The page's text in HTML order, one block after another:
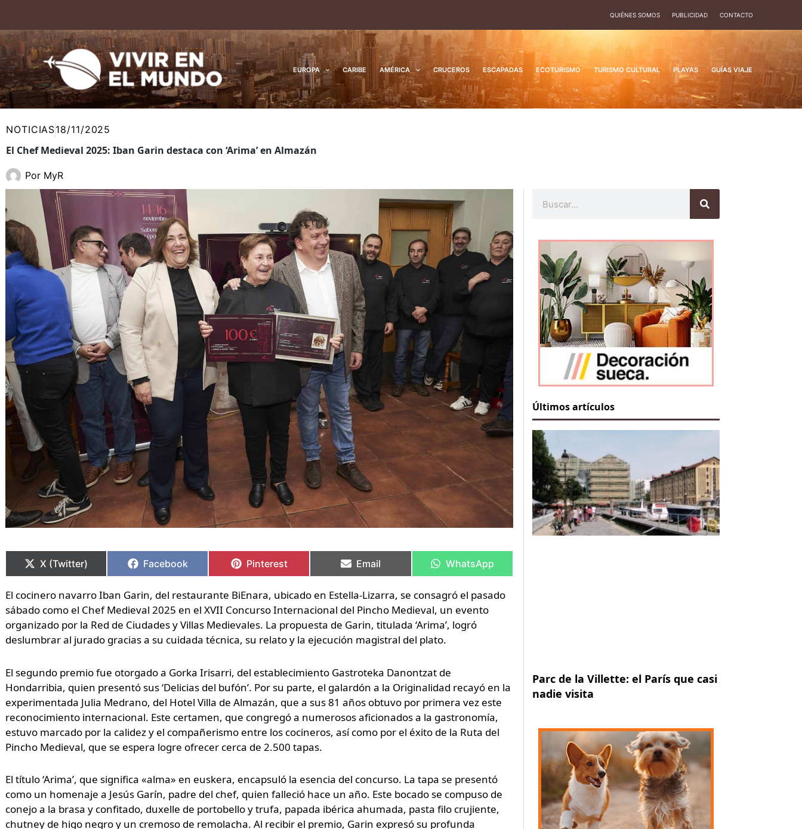
contenido
QUIÉNES SOMOS PUBLICIDAD CONTACTO
EUROPA CARIBE AMÉRICA CRUCEROS ESCAPADAS ECOTURISMO TURISMO CULTURAL PLAYAS GUÍAS VIAJE
NOTICIAS18/11/2025
El Chef Medieval 2025: Iban Garin destaca con ‘Arima’ en Almazán
Por MyR
en
X (Twitter)
en
Facebook
en
Pinterest
en
Email
en
WhatsApp
El cocinero navarro Iban Garin, del restaurante BiEnara, ubicado en Estella-Lizarra, se consagró el pasado
sábado como el Chef Medieval 2025 en el XVII Concurso Internacional del Pincho Medieval, un evento
organizado por la Red de Ciudades y Villas Medievales. La propuesta de Garin, titulada ‘Arima’, logró
deslumbrar al jurado gracias a su cuidada técnica, su relato y la ejecución magistral del plato.
El segundo premio fue otorgado a Gorka Irisarri, del establecimiento Gastroteka Danontzat de
Hondarribia, quien presentó sus ‘Delicias del bufón’. Por su parte, el galardón a la Originalidad recayó en la
experimentada Julia Medrano, del Hotel Villa de Almazán, que a sus 81 años obtuvo por primera vez este
reconocimiento internacional. Este certamen, que congregó a numerosos aficionados a la gastronomía,
estuvo marcado por la calidez y el compañerismo entre los cocineros, así como por el éxito de la Ruta del
Pincho Medieval, que se espera logre ofrecer cerca de 2.500 tapas.
El título ‘Arima’, que significa «alma» en euskera, encapsuló la esencia del concurso. La tapa se presentó
como un homenaje a Jesús Garín, padre del chef, quien falleció hace un año. Este bocado se compuso de
conejo a la brasa y confitado, duxelle de portobello y trufa, papada ibérica ahumada, pasta filo crujiente,
chutney de higo negro y un cremoso de remolacha. Al recibir el premio, Garin expresó su profunda
en
en
en
en
en
Últimos artículos
Parc de la Villette: el París que casi
nadie visita